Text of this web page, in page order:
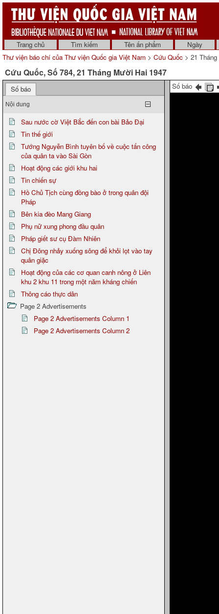
Trang chủ Tìm kiếm Tên ấn phẩm
Ngày
Thư viện báo chí của Thư viện Quốc gia Việt Nam > Cứu Quốc > 21
Cứu Quốc, Số 784, 21 Tháng Mười Hai 1947
Số báo
Nội dung
Sau nước cờ Việt Bắc đến con bài Bảo Đại
Tin thế giới
Tướng Nguyễn Bình tuyên bố về cuộc tấn công
của quân ta vào Sài Gòn
Hoạt động các giới khu hai
Tin chiến sự
Hồ Chủ Tịch cùng đồng bào ở trong quân đội
Pháp
Bên kia đèo Mang Giang
Phụ nữ xung phong đầu quân
Pháp giết sư cụ Đàm Nhiên
Chị Đông nhảy xuống sông để khỏi lọt vào tay
quân giặc
Hoạt động của các cơ quan canh nông ở Liên
khu 2 khu 11 trong một năm kháng chiến
Thông cáo thực dân
Page 2 Advertisements
Page 2 Advertisements Column 1
Page 2 Advertisements Column 2
Số báo